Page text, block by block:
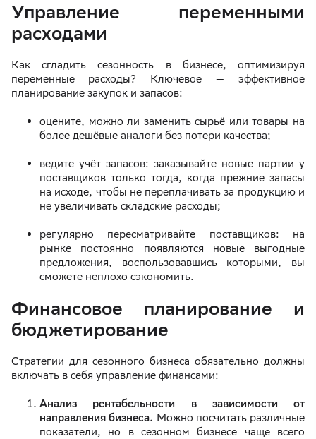
Управление переменными
расходами
Как сгладить сезонность в бизнесе, оптимизируя
переменные расходы? Ключевое — эффективное
планирование закупок и запасов:
оцените, можно ли заменить сырьё или товары на
более дешёвые аналоги без потери качества;
ведите учёт запасов: заказывайте новые партии у
поставщиков только тогда, когда прежние запасы
на исходе, чтобы не переплачивать за продукцию и
не увеличивать складские расходы;
регулярно пересматривайте поставщиков: на
рынке постоянно появляются новые выгодные
предложения, воспользовавшись которыми, вы
сможете неплохо сэкономить.
Финансовое планирование и
бюджетирование
Стратегии для сезонного бизнеса обязательно должны
включать в себя управление финансами:
Анализ рентабельности в зависимости от
направления бизнеса. Можно посчитать различные
показатели, но в сезонном бизнесе чаще всего